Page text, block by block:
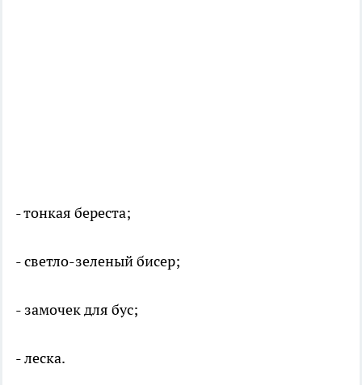
- тонкая береста;
- светло-зеленый бисер;
- замочек для бус;
- леска.